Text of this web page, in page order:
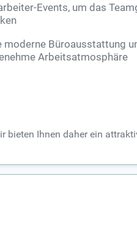
Events, um das
moderne Büroausstattung
Arbeitsatmosphäre
bieten Ihnen daher ein